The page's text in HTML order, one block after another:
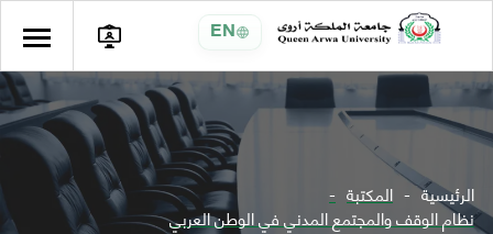
EN
الرئيسية المكتبة
نظام الوقف والمجتمع المدني في الوطن العربي